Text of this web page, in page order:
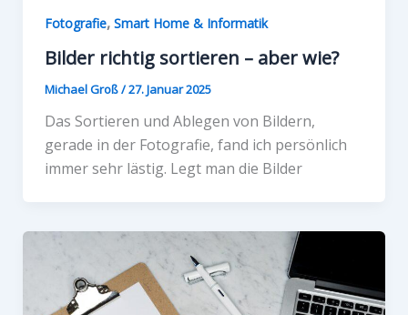
Fotografie, Smart Home & Informatik
Bilder richtig sortieren – aber wie?
Michael Groß/27. Januar 2025
Das Sortieren und Ablegen von Bildern,
gerade in der Fotografie, fand ich persönlich
immer sehr lästig. Legt man die Bilder